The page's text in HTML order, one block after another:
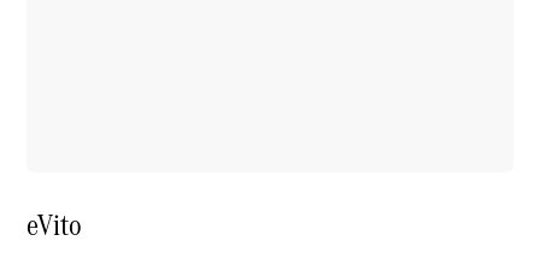
eVito